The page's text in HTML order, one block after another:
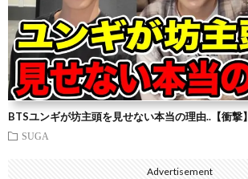
BTSユンギが坊主頭を見せない本当の理由..【衝撃】
SUGA
Advertisement